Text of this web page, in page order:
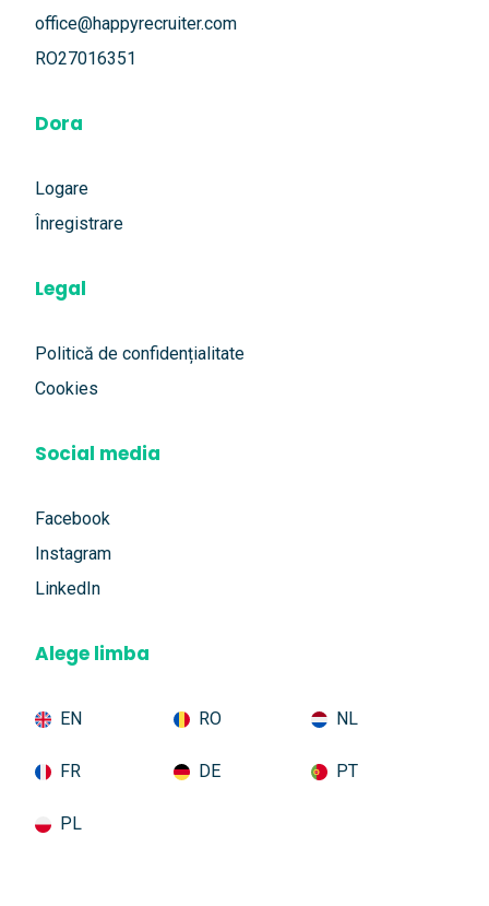
office@happyrecruiter.com
RO27016351
Dora
Logare
Înregistrare
Legal
Politică de confidențialitate
Cookies
Social media
Facebook
Instagram
LinkedIn
Alege limba
EN RO NL
FR DE PT
PL